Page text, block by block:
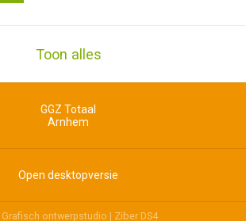
Toon alles
GGZ Totaal
Arnhem
Open desktopversie
Grafisch ontwerpstudio | Ziber DS4